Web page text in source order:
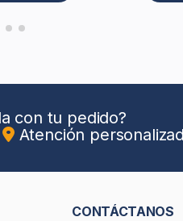
con tu pedido?
Atención
CONTÁCTANOS